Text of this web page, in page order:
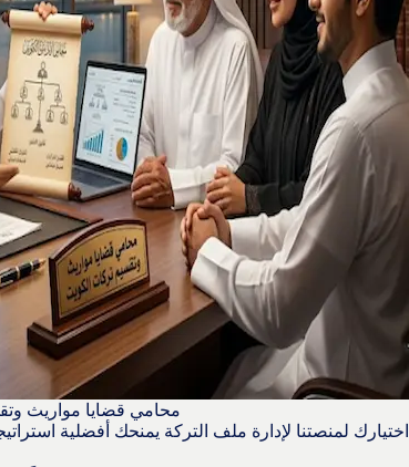
محامي قضايا مواريث
اختيارك لمنصتنا لإدارة ملف التركة يمنحك أفضلية